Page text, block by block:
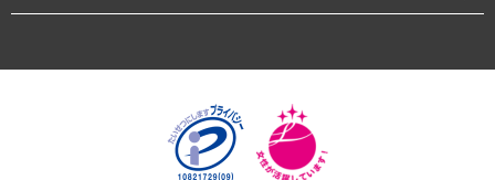
個人情報保護方針